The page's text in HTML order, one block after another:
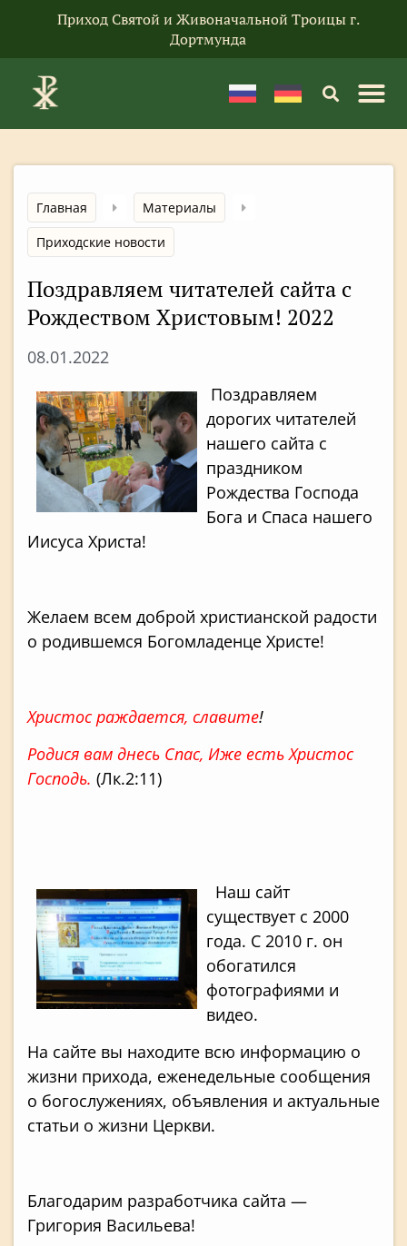
Приход Святой и Живоначальной Троицы г.
Дортмунда
Главная
Материалы
Приходские новости
Поздравляем читателей сайта с
Рождеством Христовым! 2022
08.01.2022
Поздравляем
дорогих читателей
нашего сайта с
праздником
Рождества Господа
Бога и Спаса нашего
Иисуса Христа!
Желаем всем доброй христианской радости
о родившемся Богомладенце Христе!
Христос раждается, славите!
Родися вам днесь Спас, Иже есть Христос
Господь. (Лк.2:11)
Наш сайт
существует с 2000
года. С 2010 г. он
обогатился
фотографиями и
видео.
На сайте вы находите всю информацию о
жизни прихода, еженедельные сообщения
о богослужениях, объявления и актуальные
статьи о жизни Церкви.
Благодарим разработчика сайта —
Григория Васильева!